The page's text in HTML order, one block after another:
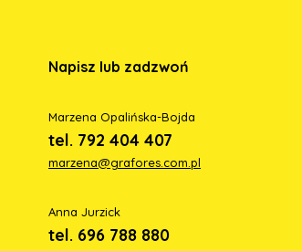
Napisz lub zadzwoń
Marzena Opalińska-Bojda
tel. 792 404 407
marzena@grafores.com.pl
Anna Jurzick
tel. 696 788 880